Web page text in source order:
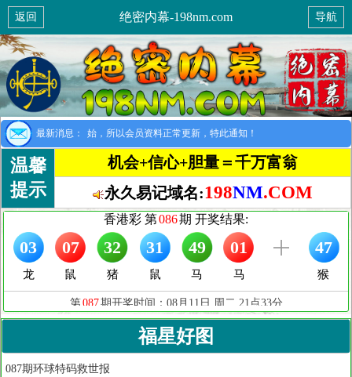
返回 绝密内幕-198nm.com 导航
最新消息：
示：8月1日开始，所以会员资料正常更新，特此通知！
温馨
提示
机会+信心+胆量＝千万富翁
永久易记域名:198NM.COM
福星好图
087期环球特码救世报